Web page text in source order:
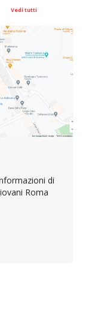
Vedi tutti
di
Roma